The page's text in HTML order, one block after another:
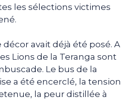
les sélections victimes
avait déjà été posé. A
Lions de la Teranga sont
Le bus de la
a été encerclé, la tension
la peur distillée à